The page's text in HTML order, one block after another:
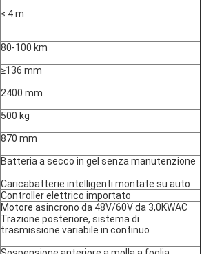
≤ 4 m
80-100 km
≥136 mm
2400 mm
500 kg
870 mm
Batteria a secco in gel senza manutenzione
Caricabatterie intelligenti montate su auto
Controller elettrico importato
Motore asincrono da 48V/60V da 3,0KWAC
Trazione posteriore, sistema di
trasmissione variabile in continuo